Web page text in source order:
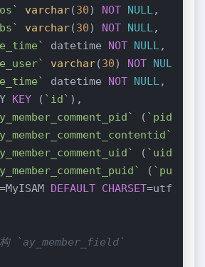
varchar(30) NOT NULL
varchar(30) NOT NULL
datetime NOT NULL
varchar(30) NOT NULL
datetime NOT NULL
KEY ( `id`
( `pid`
( `uid`
( `puid`
=MyISAM DEFAULT CHARSET
`ay_member_field`